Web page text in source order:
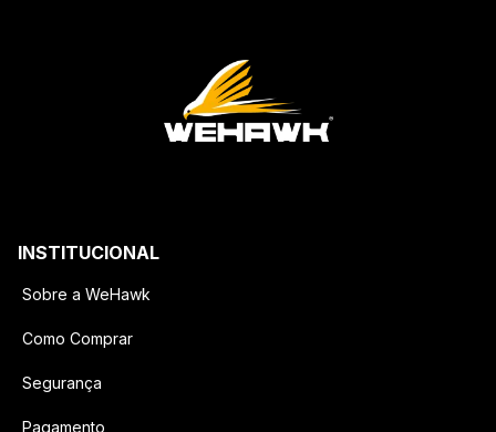
INSTITUCIONAL
Sobre a WeHawk
Como Comprar
Segurança
Pagamento